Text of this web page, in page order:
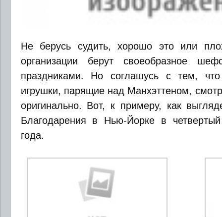
Не берусь судить, хорошо это или
организации берут своеобразное
праздниками. Но соглашусь с тем, что
игрушки, парящие над Манхэттеном,
оригинально. Вот, к примеру, как
Благодарения в Нью-Йорке в
года.